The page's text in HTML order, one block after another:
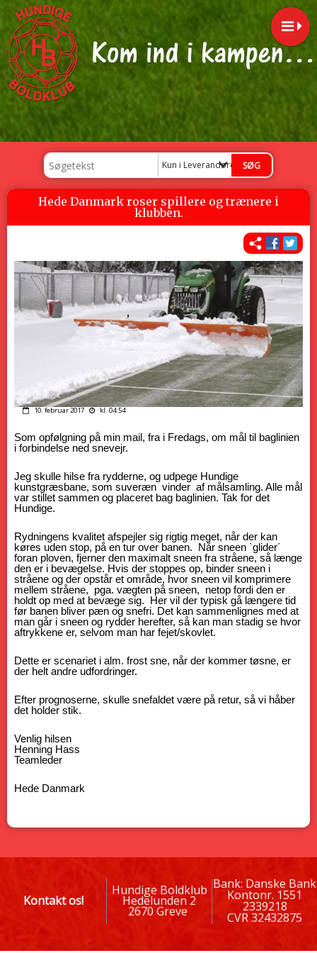
Kun i Leverandører
Hede Danmark roser spillere og trænere i
klubben.
10. februar 2017 kl. 04:54
Som opfølgning på min mail, fra i Fredags, om mål til baglinien
i forbindelse ned snevejr.
Jeg skulle hilse fra rydderne, og udpege Hundige
kunstgræsbane, som suveræn vinder af målsamling. Alle mål
var stillet sammen og placeret bag baglinien. Tak for det
Hundige.
Rydningens kvalitet afspejler sig rigtig meget, når der kan
køres uden stop, på en tur over banen. Når sneen `glider´
foran ploven, fjerner den maximalt sneen fra stråene, så længe
den er i bevægelse. Hvis der stoppes op, binder sneen i
stråene og der opstår et område, hvor sneen vil komprimere
mellem stråene, pga. vægten på sneen, netop fordi den er
holdt op med at bevæge sig. Her vil der typisk gå længere tid
før banen bliver pæn og snefri. Det kan sammenlignes med at
man går i sneen og rydder herefter, så kan man stadig se hvor
aftrykkene er, selvom man har fejet/skovlet.
Dette er scenariet i alm. frost sne, når der kommer tøsne, er
der helt andre udfordringer.
Efter prognoserne, skulle snefaldet være på retur, så vi håber
det holder stik.
Venlig hilsen
Henning Hass
Teamleder
Hede Danmark
Kontakt os!
Hundige Boldklub
Hedelunden 2
2670 Greve
Bank: Danske Bank
Kontonr. 1551
2339218
CVR 32432875